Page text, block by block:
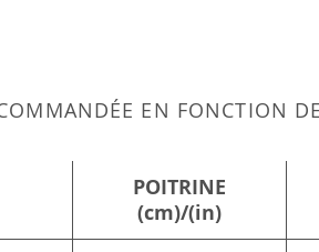
EN FONCTION
POITRINE
(cm)/(in)